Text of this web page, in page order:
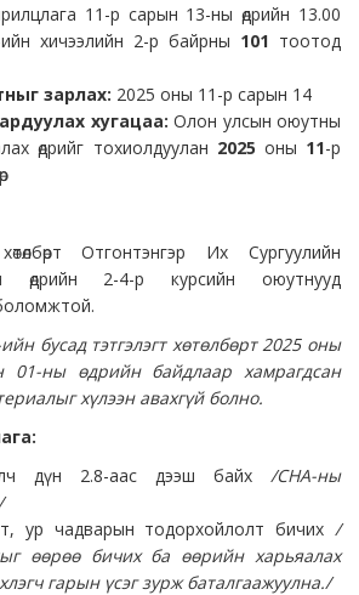
11-р сарын 13-ны өдрийн 13.00
хичээлийн 2-р байрны 101 тоотод
зарлах: 2025 оны 11-р сарын 14
хугацаа: Олон улсын оюутны
өдрийг тохиолдуулан 2025 оны 11-р
Отгонтэнгэр Их Сургуулийн
өдрийн 2-4-р курсийн оюутнууд
бусад тэтгэлэгт хөтөлбөрт 2025 оны
01-ны өдрийн байдлаар хамрагдсан
хүлээн авахгүй болно.
дүн 2.8-аас дээш байх /СНА-ны
ур чадварын тодорхойлолт бичих /
өөрөө бичих ба өөрийн харьяалах
гарын үсэг зурж баталгаажуулна./